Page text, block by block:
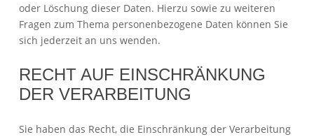
oder Löschung dieser Daten. Hierzu sowie zu weiteren
Fragen zum Thema personenbezogene Daten können Sie
sich jederzeit an uns wenden.
RECHT AUF EINSCHRÄNKUNG
DER VERARBEITUNG
Sie haben das Recht, die Einschränkung der Verarbeitung